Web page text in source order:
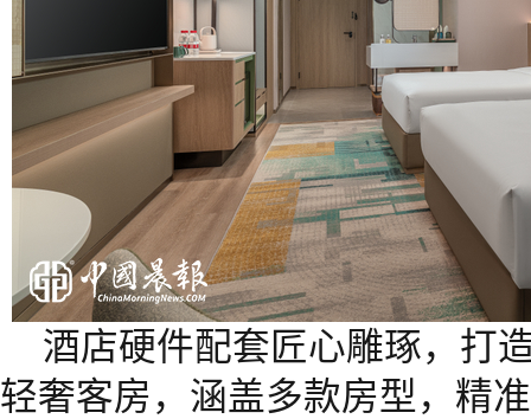
酒店硬件配套匠心雕琢，打
轻奢客房，涵盖多款房型，精